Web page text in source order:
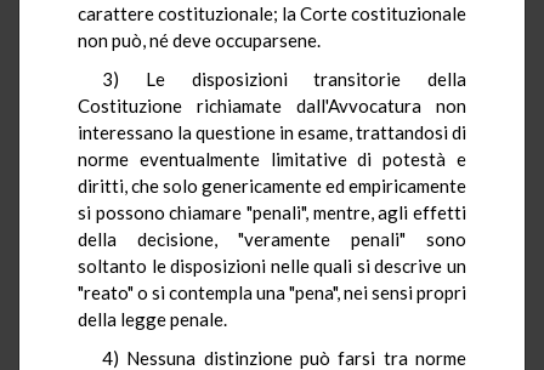
carattere costituzionale; la Corte costituzionale
non può, né deve occuparsene.
3) Le disposizioni transitorie della
Costituzione richiamate dall'Avvocatura non
interessano la questione in esame, trattandosi di
norme eventualmente limitative di potestà e
diritti, che solo genericamente ed empiricamente
si possono chiamare "penali", mentre, agli effetti
della decisione, "veramente penali" sono
soltanto le disposizioni nelle quali si descrive un
"reato" o si contempla una "pena", nei sensi propri
della legge penale.
4) Nessuna distinzione può farsi tra norme